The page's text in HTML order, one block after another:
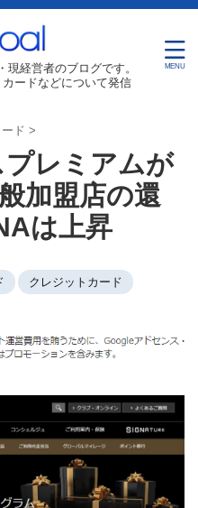
経営者のブログです。
ードなどについて発信
ド >
レミアムが
加盟店の還
は上昇
クレジットカード